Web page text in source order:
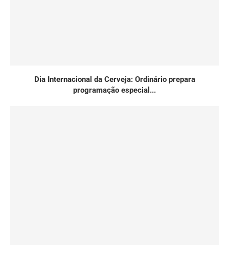
Dia Internacional da Cerveja: Ordinário prepara
programação especial...